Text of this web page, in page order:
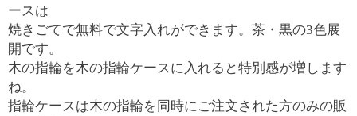
ースは
焼きごてで無料で文字入れができます。茶・黒の3色展
開です。
木の指輪を木の指輪ケースに入れると特別感が増します
ね。
指輪ケースは木の指輪を同時にご注文された方のみの販